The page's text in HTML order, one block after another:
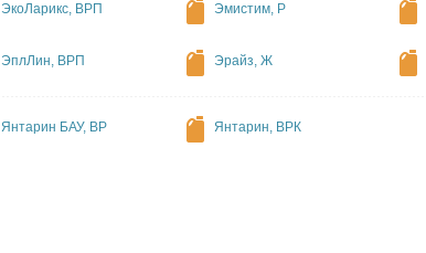
ЭкоЛарикс, ВРП Эмистим, Р
ЭплЛин, ВРП Эрайз, Ж
Янтарин БАУ, ВР Янтарин, ВРК